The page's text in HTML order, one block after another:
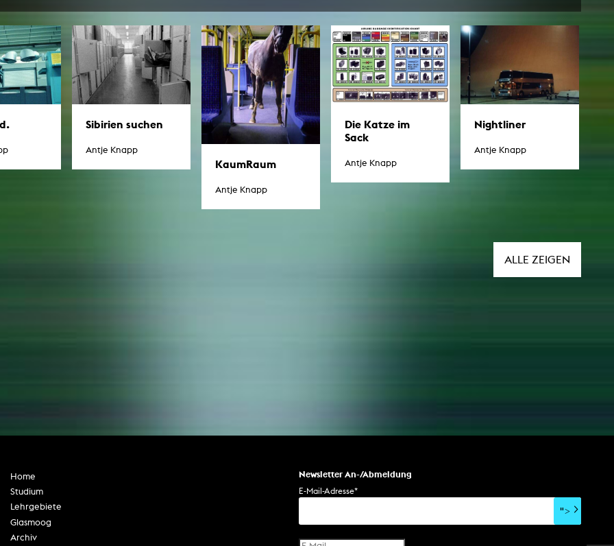
Sibirien suchen
Antje Knapp
KaumRaum
Antje Knapp
Die Katze im
Sack
Antje Knapp
Nightliner
Antje Knapp
ALLE ZEIGEN
Newsletter An-/Abmeldung
E-Mail-Adresse*
">
Home
Studium
Lehrgebiete
Glasmoog
Archiv